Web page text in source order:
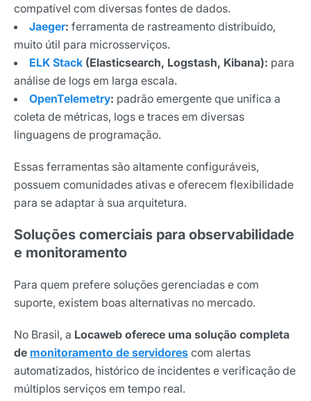
compatível com diversas fontes de dados.
Jaeger: ferramenta de rastreamento distribuído,
muito útil para microsserviços.
ELK Stack (Elasticsearch, Logstash, Kibana): para
análise de logs em larga escala.
OpenTelemetry: padrão emergente que unifica a
coleta de métricas, logs e traces em diversas
linguagens de programação.
Essas ferramentas são altamente configuráveis,
possuem comunidades ativas e oferecem flexibilidade
para se adaptar à sua arquitetura.
Soluções comerciais para observabilidade
e monitoramento
Para quem prefere soluções gerenciadas e com
suporte, existem boas alternativas no mercado.
No Brasil, a Locaweb oferece uma solução completa
de monitoramento de servidores com alertas
automatizados, histórico de incidentes e verificação de
múltiplos serviços em tempo real.
Tendências e materiais exclusivos do mercado
digital que valem a leitura.
Nome
E-mail
Selecione sua área de atuação
nossas comunicações e está de acordo com as nossas
Políticas de Privacidade